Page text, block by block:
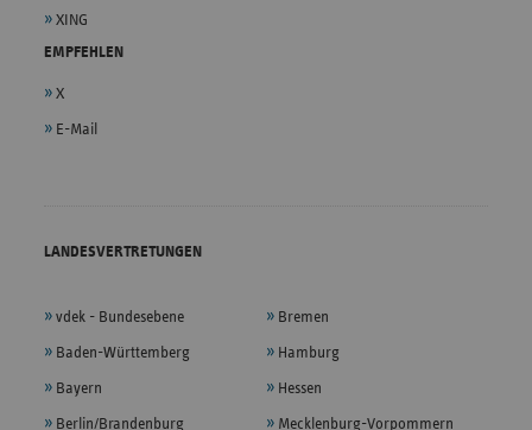
XING
EMPFEHLEN
X
E-Mail
LANDESVERTRETUNGEN
vdek - Bundesebene
Baden-Württemberg
Bayern
Berlin/Brandenburg
Bremen
Hamburg
Hessen
Mecklenburg-Vorpommern